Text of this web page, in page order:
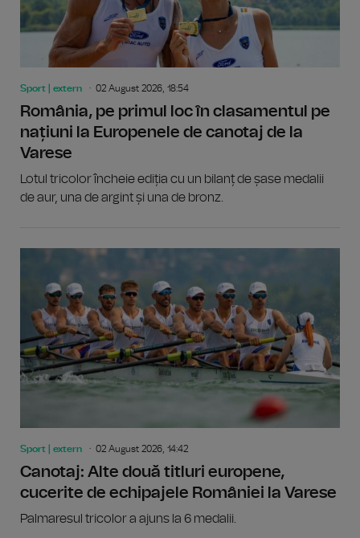
Sport | extern 02 August 2026, 18:54
România, pe primul loc în clasamentul pe
națiuni la Europenele de canotaj de la
Varese
Lotul tricolor încheie ediția cu un bilanț de șase medalii
de aur, una de argint și una de bronz.
Sport | extern 02 August 2026, 14:42
Canotaj: Alte două titluri europene,
cucerite de echipajele României la Varese
Palmaresul tricolor a ajuns la 6 medalii.